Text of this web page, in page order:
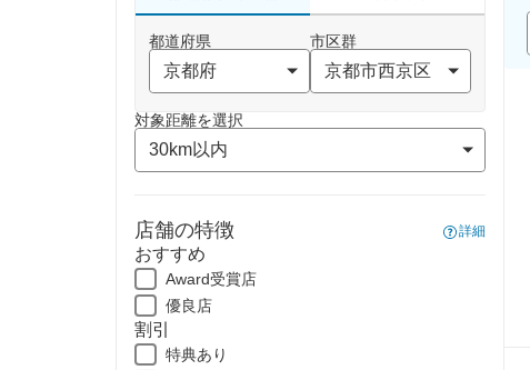
都道府県 市区群
対象距離を選択
店舗の特徴 詳細
おすすめ
Award受賞店
優良店
割引
特典あり